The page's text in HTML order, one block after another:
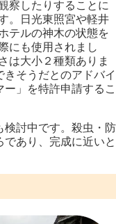
察したりすることに
。日光東照宮や軽井
テルの神木の状態を
にも使用されまし
は大小２種類ありま
そうだとのアドバイ
」を特許申請するこ
検討中です。殺虫・防
あり、完成に近いと